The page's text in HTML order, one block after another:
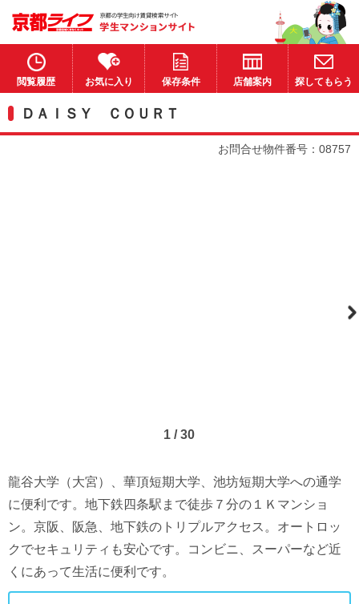
閲覧履歴 お気に入り 保存条件 店舗案内 探してもらう
ＤＡＩＳＹ ＣＯＵＲＴ
お問合せ物件番号：08757
1 /30
龍谷大学（大宮）、華頂短期大学、池坊短期大学への通学
に便利です。地下鉄四条駅まで徒歩７分の１Ｋマンショ
ン。京阪、阪急、地下鉄のトリプルアクセス。オートロッ
クでセキュリティも安心です。コンビニ、スーパーなど近
くにあって生活に便利です。